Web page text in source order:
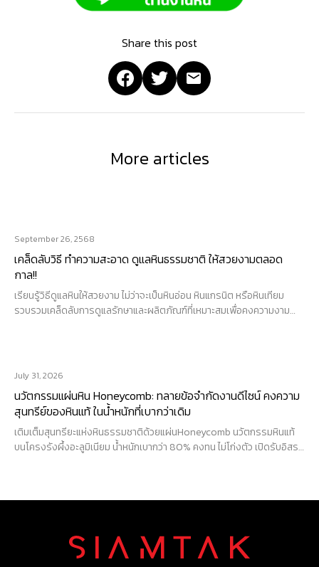
Share this post
More articles
September 26, 2568
เคล็ดลับวิธี ทำความสะอาด ดูแลหินธรรมชาติ ให้สวยงามตลอด
กาล!!
เรียนรู้วิธีดูแลหินให้สวยงาม ไม่ว่าจะเป็นหินอ่อน หินแกรนิต หรือหินเทียม
รวบรวมเคล็ดลับการดูแลรักษาและผลิตภัณฑ์ที่เหมาะสมเพื่อคงความงาม
July 31, 2026
นวัตกรรมแผ่นหิน Honeycomb: ทลายข้อจำกัดงานดีไซน์ คงความ
สุนทรีย์ของหินแท้ ในน้ำหนักที่เบากว่าเดิม
เติมเต็มสุนทรียะแห่งหินธรรมชาติด้วยแผ่นHoneycomb นวัตกรรมหินแท้
บนโครงรังผึ้งอะลูมิเนียม น้ำหนักเบากว่า 80% คงทน ไม่โก่งตัว เปิดรับอิสระ